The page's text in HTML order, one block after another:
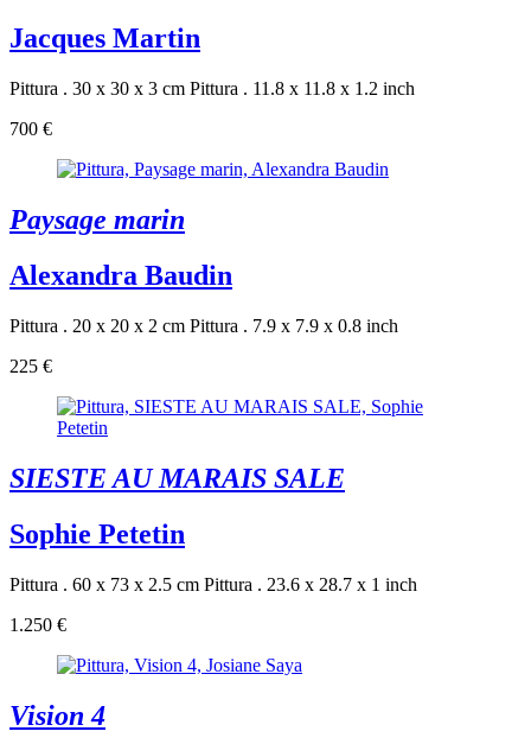
Jacques Martin
Pittura . 30 x 30 x 3 cm Pittura . 11.8 x 11.8 x 1.2 inch
700 €
Paysage marin
Alexandra Baudin
Pittura . 20 x 20 x 2 cm Pittura . 7.9 x 7.9 x 0.8 inch
225 €
SIESTE AU MARAIS SALE
Sophie Petetin
Pittura . 60 x 73 x 2.5 cm Pittura . 23.6 x 28.7 x 1 inch
1.250 €
Vision 4